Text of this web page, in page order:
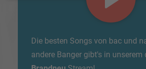
Die besten Songs von bac und
andere Banger gibt's in unserem